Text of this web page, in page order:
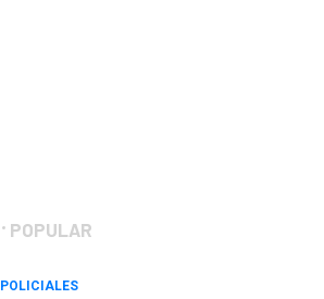
POPULAR
POLICIALES